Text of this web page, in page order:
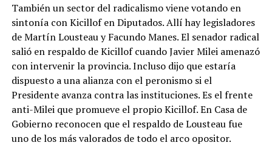
También un sector del radicalismo viene votando en
sintonía con Kicillof en Diputados. Allí hay legisladores
de Martín Lousteau y Facundo Manes. El senador radical
salió en respaldo de Kicillof cuando Javier Milei amenazó
con intervenir la provincia. Incluso dijo que estaría
dispuesto a una alianza con el peronismo si el
Presidente avanza contra las instituciones. Es el frente
anti-Milei que promueve el propio Kicillof. En Casa de
Gobierno reconocen que el respaldo de Lousteau fue
uno de los más valorados de todo el arco opositor.